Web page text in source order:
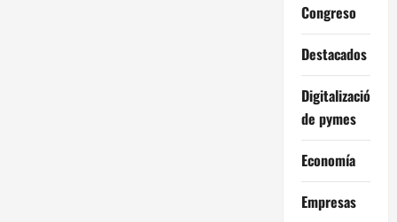
Congreso
Destacados
Digitalización
de pymes
Economía
Empresas